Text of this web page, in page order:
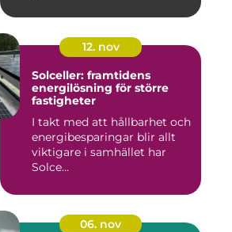
12. nov
Solceller: framtidens
energilösning för större
fastigheter
I takt med att hållbarhet och
energibesparingar blir allt
viktigare i samhället har
Solce...
06. nov